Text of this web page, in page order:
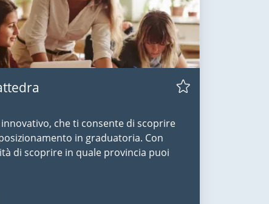
che ti consente di scoprire
in graduatoria. Con
di scoprire in quale provincia puoi